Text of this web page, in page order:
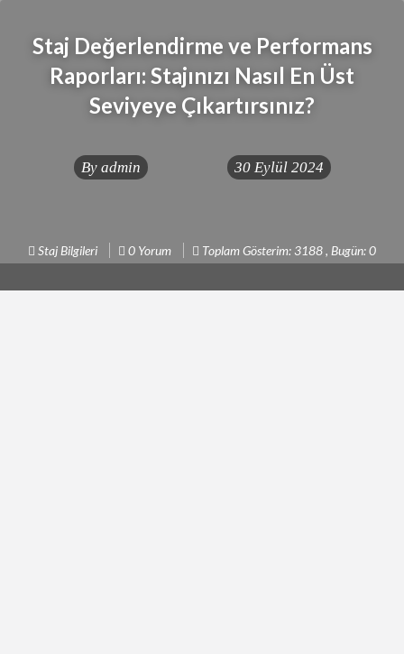
Staj Değerlendirme ve Performans
Raporları: Stajınızı Nasıl En Üst
Seviyeye Çıkartırsınız?
By admin 30 Eylül 2024
Staj Bilgileri 0 Yorum Toplam Gösterim: 3188 , Bugün: 0